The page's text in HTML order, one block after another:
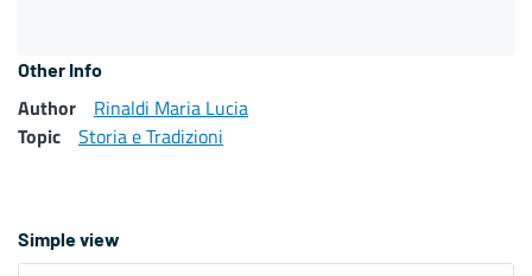
Other Info
Author
Rinaldi Maria Lucia
Topic
Storia e Tradizioni
Simple view